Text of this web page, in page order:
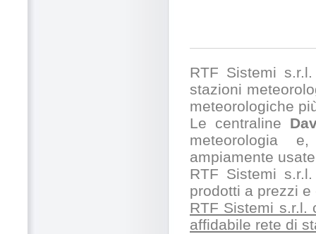
RTF Sistemi
stazioni
meteorologiche
Le centraline
meteorologia
ampiamente
RTF Sistemi
prodotti a prezzi
RTF Sistemi s.r.l.
affidabile rete di